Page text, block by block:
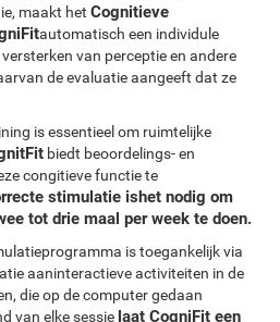
maakt hetCognitieve
automatisch een individule
van perceptie en andere
de evaluatie aangeeft dat ze
is essentieel om ruimtelijke
biedt beoordelings- en
congitieve functie te
stimulatie ishet nodig om
tot drie maal per week te doen.
is toegankelijk via
aaninteractieve activiteiten in de
die op de computer gedaan
van elke sessie laat CogniFit een